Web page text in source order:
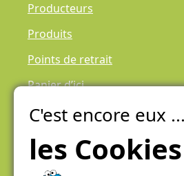
Producteurs
Produits
Points de retrait
Panier d’ici
Laiteries Réunies Genève
Créer mon compte
Chemin des Aulx 6,
C'est encore eux ...
les